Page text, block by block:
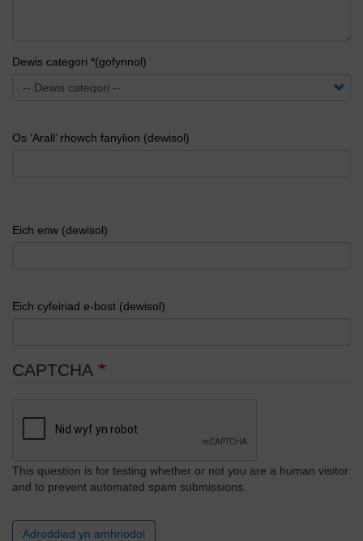
Dewis categori *(gofynnol)
Os ‘Arall’ rhowch fanylion (dewisol)
Eich enw (dewisol)
Eich cyfeiriad e-bost (dewisol)
CAPTCHA
This question is for testing whether or not you are a human visitor
and to prevent automated spam submissions.
Adroddiad yn amhriodol